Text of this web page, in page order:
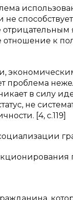
не
отношение к
проблема
в силу
не
[4, c.119]